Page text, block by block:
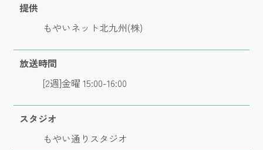
提供
もやいネット北九州(株)
放送時間
[2週]金曜 15:00-16:00
スタジオ
もやい通りスタジオ